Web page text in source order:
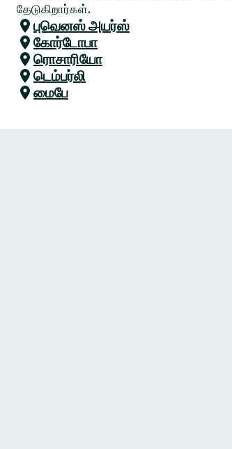
தேடுகிறார்கள்.
புவெனஸ் அயர்ஸ்
கோர்டோபா
ரொசாரியோ
டெம்பர்லி
மைபே